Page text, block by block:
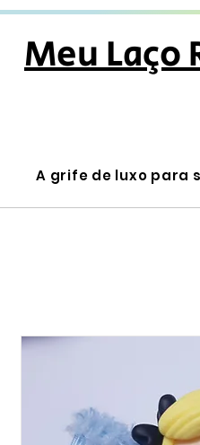
Meu Laço
A grife de luxo para